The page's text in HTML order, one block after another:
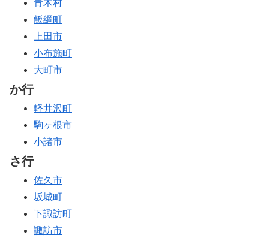
青木村
飯綱町
上田市
小布施町
大町市
か行
軽井沢町
駒ヶ根市
小諸市
さ行
佐久市
坂城町
下諏訪町
諏訪市